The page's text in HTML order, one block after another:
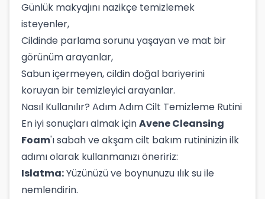
Günlük makyajını nazikçe temizlemek
isteyenler,
Cildinde parlama sorunu yaşayan ve mat bir
görünüm arayanlar,
Sabun içermeyen, cildin doğal bariyerini
koruyan bir temizleyici arayanlar.
Nasıl Kullanılır? Adım Adım Cilt Temizleme Rutini
En iyi sonuçları almak içinAvene Cleansing
Foam'ı sabah ve akşam cilt bakım rutininizin ilk
adımı olarak kullanmanızı öneririz:
Islatma:Yüzünüzü ve boynunuzu ılık su ile
nemlendirin.